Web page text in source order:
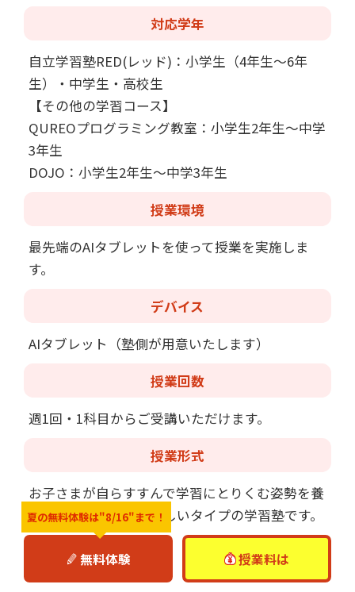
対応学年
自立学習塾RED(レッド)：小学生（4年生～6年
生）・中学生・高校生
【その他の学習コース】
QUREOプログラミング教室：小学生2年生～中学
3年生
DOJO：小学生2年生～中学3年生
授業環境
最先端のAIタブレットを使って授業を実施しま
す。
デバイス
AIタブレット（塾側が用意いたします）
授業回数
週1回・1科目からご受講いただけます。
授業形式
お子さまが自らすすんで学習にとりくむ姿勢を養
うことを目的とした新しいタイプの学習塾です。
授業は他学年/他教科を受講中の仲間たちと同じ
教室で行いながら、プロ講師が一人ひとりに合わ
せた指導を行わせて頂きます。
夏の無料体験は"8/16"まで！
無料体験 授業料は